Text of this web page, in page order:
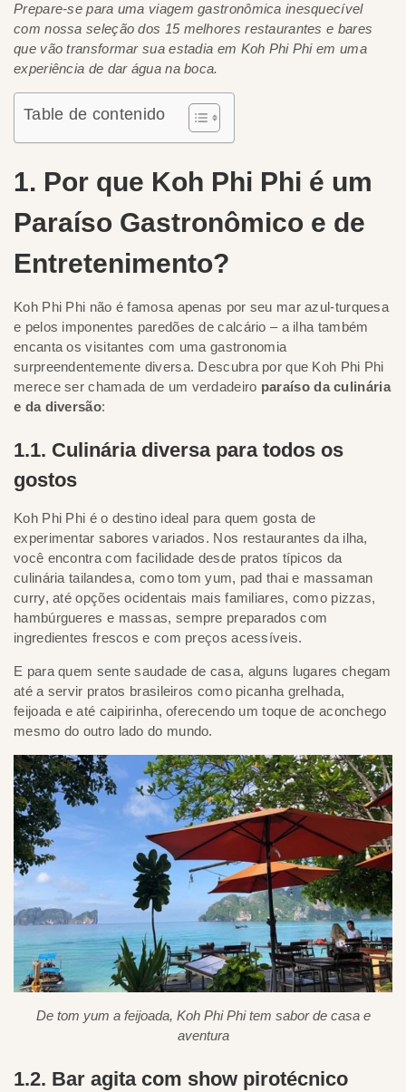
Prepare-se para uma viagem gastronômica inesquecível
com nossa seleção dos 15 melhores restaurantes e bares
que vão transformar sua estadia em Koh Phi Phi em uma
experiência de dar água na boca.
Table de contenido
1. Por que Koh Phi Phi é um
Paraíso Gastronômico e de
Entretenimento?
Koh Phi Phi não é famosa apenas por seu mar azul-turquesa
e pelos imponentes paredões de calcário – a ilha também
encanta os visitantes com uma gastronomia
surpreendentemente diversa. Descubra por que Koh Phi Phi
merece ser chamada de um verdadeiro paraíso da culinária
e da diversão:
1.1. Culinária diversa para todos os
gostos
Koh Phi Phi é o destino ideal para quem gosta de
experimentar sabores variados. Nos restaurantes da ilha,
você encontra com facilidade desde pratos típicos da
culinária tailandesa, como tom yum, pad thai e massaman
curry, até opções ocidentais mais familiares, como pizzas,
hambúrgueres e massas, sempre preparados com
ingredientes frescos e com preços acessíveis.
E para quem sente saudade de casa, alguns lugares chegam
até a servir pratos brasileiros como picanha grelhada,
feijoada e até caipirinha, oferecendo um toque de aconchego
mesmo do outro lado do mundo.
De tom yum a feijoada, Koh Phi Phi tem sabor de casa e
aventura
1.2. Bar agita com show pirotécnico